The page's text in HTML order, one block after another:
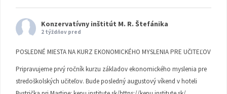
Konzervatívny inštitút M. R. Štefánika
2 týždňov pred
POSLEDNÉ MIESTA NA KURZ EKONOMICKÉHO MYSLENIA PRE UČITEĽOV
Pripravujeme prvý ročník kurzu základov ekonomického myslenia pre
stredoškolských učiteľov. Bude posledný augustový víkend v hoteli